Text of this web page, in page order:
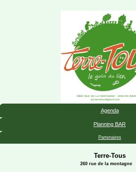
Agenda
Planning BAR
Partenaires
Terre-Tous
260 rue de la montagne